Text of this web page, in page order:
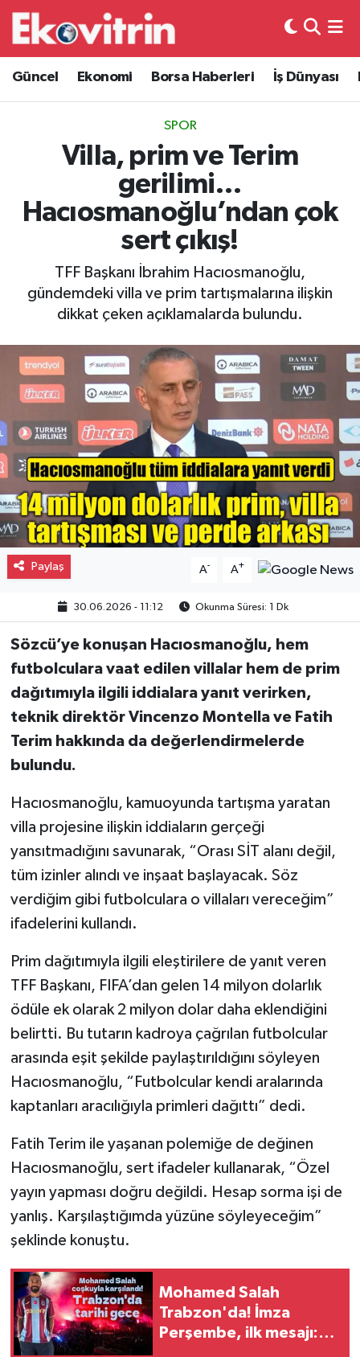
Güncel Ekonomi Borsa Haberleri İş Dünyası
SPOR
Villa, prim ve Terim
gerilimi…
Hacıosmanoğlu’ndan çok
sert çıkış!
TFF Başkanı İbrahim Hacıosmanoğlu,
gündemdeki villa ve prim tartışmalarına ilişkin
dikkat çeken açıklamalarda bulundu.
Paylaş A- A+
30.06.2026 - 11:12 Okunma Süresi: 1 Dk
Sözcü’ye konuşan Hacıosmanoğlu, hem
futbolculara vaat edilen villalar hem de prim
dağıtımıyla ilgili iddialara yanıt verirken,
teknik direktör Vincenzo Montella ve Fatih
Terim hakkında da değerlendirmelerde
bulundu.
Hacıosmanoğlu, kamuoyunda tartışma yaratan
villa projesine ilişkin iddiaların gerçeği
yansıtmadığını savunarak, “Orası SİT alanı değil,
tüm izinler alındı ve inşaat başlayacak. Söz
verdiğim gibi futbolculara o villaları vereceğim”
ifadelerini kullandı.
Prim dağıtımıyla ilgili eleştirilere de yanıt veren
TFF Başkanı, FIFA’dan gelen 14 milyon dolarlık
ödüle ek olarak 2 milyon dolar daha eklendiğini
belirtti. Bu tutarın kadroya çağrılan futbolcular
arasında eşit şekilde paylaştırıldığını söyleyen
Hacıosmanoğlu, “Futbolcular kendi aralarında
kaptanları aracılığıyla primleri dağıttı” dedi.
Fatih Terim ile yaşanan polemiğe de değinen
Hacıosmanoğlu, sert ifadeler kullanarak, “Özel
yayın yapması doğru değildi. Hesap sorma işi de
yanlış. Karşılaştığımda yüzüne söyleyeceğim”
şeklinde konuştu.
Mohamed Salah
Trabzon'da! İmza
Perşembe, ilk mesajı:
Güncel
Ekonomi
Borsa Haberleri
Lojistik
Otovitrin
Asayiş
Magazin
Gayrimenkul
Spor
Eğitim
Hava Durumu
Trafik Durumu
Süper Lig Puan Durumu ve Fikstür
Tüm Manşetler
Son Dakika Haberleri
Haber Arşivi